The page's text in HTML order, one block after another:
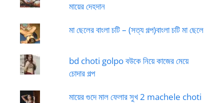
মায়ের দেহদান
মা ছেলের বাংলা চটি – (সত্য গল্প)বাংলা চটি মা ছেলে
bd choti golpo বউকে নিয়ে কাজের মেয়ে
চোদার গল্প
মায়ের গুদে মাল ফেলার সুখ 2 machele choti